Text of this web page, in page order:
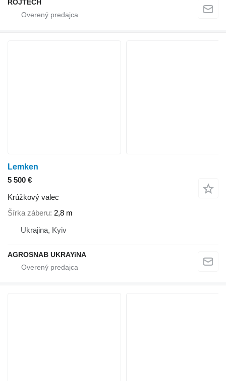
ROJTECH
Lemken
5 500 €
Krúžkový valec
Šírka záberu 2,8 m
Ukrajina, Kyiv
AGROSNAB UKRAYiNA